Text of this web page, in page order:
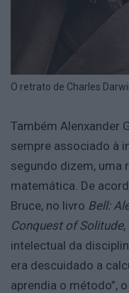
O retrato de Charles
Também Alenxander
sempre associado à
segundo dizem, uma
matemática. De
Bruce, no livro Bell:
Conquest of Solitude,
intelectual da
era descuidado a
aprendia o método”,